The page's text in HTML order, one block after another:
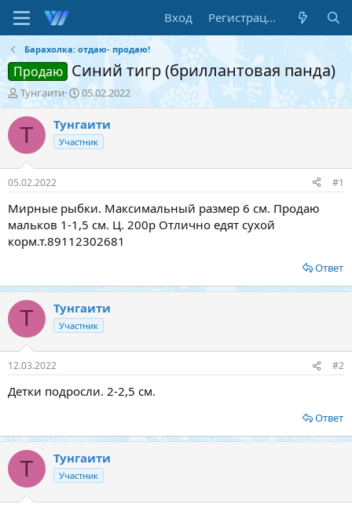
Вход Регистрация
Барахолка: отдаю- продаю!
Продаю Синий тигр (бриллантовая панда)
А
в
т
т
е
м
ы
Тунгаити
Д
а
т
а
н
а
л
а
05.02.2022
Т Тунгаити
Участник
05.02.2022 #1
Мирные рыбки. Максимальный размер 6 см. Продаю
мальков 1-1,5 см. Ц. 200р Отлично едят сухой
корм.т.89112302681
Ответ
Т Тунгаити
Участник
12.03.2022 #2
Детки подросли. 2-2,5 см.
Ответ
Т Тунгаити
Участник